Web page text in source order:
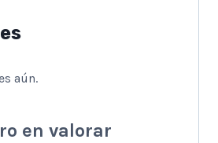
aún.
en valorar